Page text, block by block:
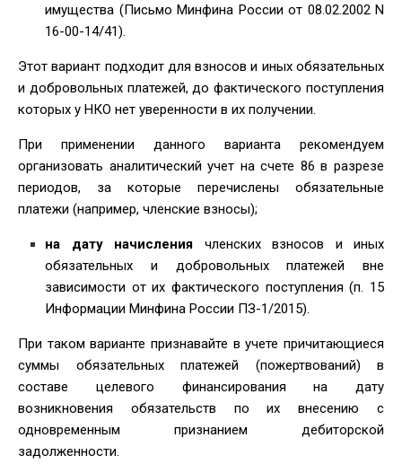
имущества (Письмо Минфина России от 08.02.2002 N
16-00-14/41).
Этот вариант подходит для взносов и иных обязательных
и добровольных платежей, до фактического поступления
которых у НКО нет уверенности в их получении.
При применении данного варианта рекомендуем
организовать аналитический учет на счете 86 в разрезе
периодов, за которые перечислены обязательные
платежи (например, членские взносы);
на дату начисления членских взносов и иных
обязательных и добровольных платежей вне
зависимости от их фактического поступления (п. 15
Информации Минфина России ПЗ-1/2015).
При таком варианте признавайте в учете причитающиеся
суммы обязательных платежей (пожертвований) в
составе целевого финансирования на дату
возникновения обязательств по их внесению с
одновременным признанием дебиторской
задолженности.